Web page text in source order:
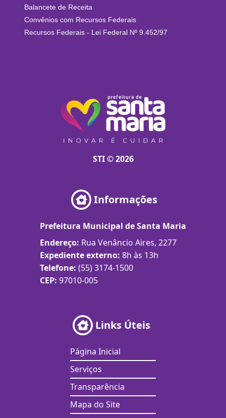
Balancete de Receita
Convênios com Recursos Federais
Recursos Federais - Lei Federal Nº 9.452/97
STI © 2026
Informações
Prefeitura Municipal de Santa Maria
Endereço: Rua Venâncio Aires, 2277
Expediente externo: 8h às 13h
Telefone: (55) 3174-1500
CEP: 97010-005
Links Úteis
Página Inicial
Serviços
Transparência
Mapa do Site